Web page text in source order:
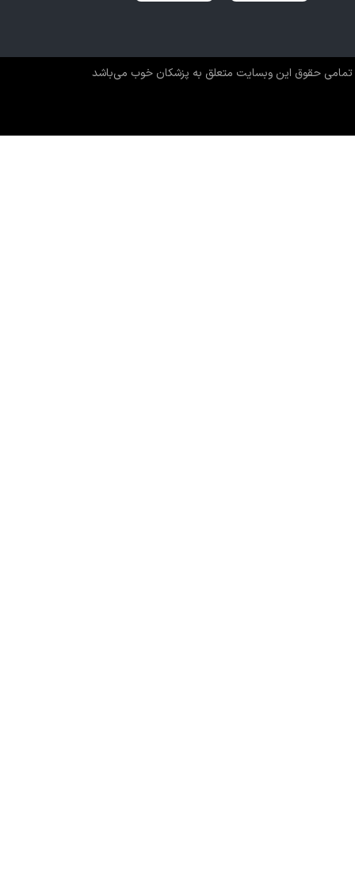
تمامی حقوق این وبسایت متعلق به پزشکان خوب می‌باشد